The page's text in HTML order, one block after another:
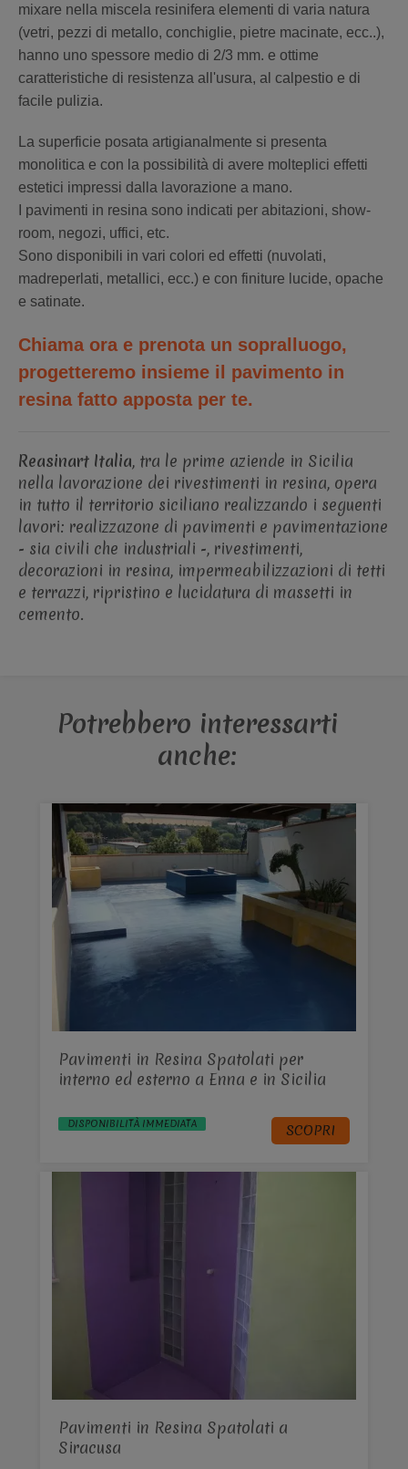
mixare nella miscela resinifera elementi di varia natura
(vetri, pezzi di metallo, conchiglie, pietre macinate, ecc..),
hanno uno spessore medio di 2/3 mm. e ottime
caratteristiche di resistenza all'usura, al calpestio e di
facile pulizia.
La superficie posata artigianalmente si presenta
monolitica e con la possibilità di avere molteplici effetti
estetici impressi dalla lavorazione a mano.
I pavimenti in resina sono indicati per abitazioni, show-
room, negozi, uffici, etc.
Sono disponibili in vari colori ed effetti (nuvolati,
madreperlati, metallici, ecc.) e con finiture lucide, opache
e satinate.
Chiama ora e prenota un sopralluogo,
progetteremo insieme il pavimento in
resina fatto apposta per te.
Reasinart Italia, tra le prime aziende in Sicilia
nella lavorazione dei rivestimenti in resina, opera
in tutto il territorio siciliano realizzando i seguenti
lavori: realizzazone di pavimenti e pavimentazione
- sia civili che industriali -, rivestimenti,
decorazioni in resina, impermeabilizzazioni di tetti
e terrazzi, ripristino e lucidatura di massetti in
cemento.
Potrebbero interessarti
anche:
Pavimenti in Resina Spatolati per
interno ed esterno a Enna e in Sicilia
DISPONIBILITÀ IMMEDIATA SCOPRI
Pavimenti in Resina Spatolati a
Siracusa